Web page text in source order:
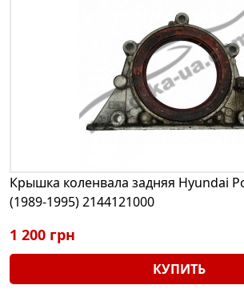
Крышка коленвала задняя Hyundai
(1989-1995) 2144121000
1 200 грн
КУПИТЬ